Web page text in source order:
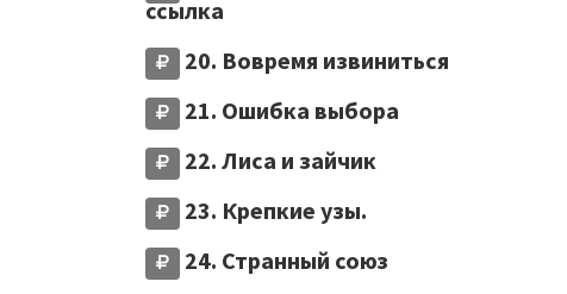
ссылка
20. Вовремя извиниться
21. Ошибка выбора
22. Лиса и зайчик
23. Крепкие узы.
24. Странный союз